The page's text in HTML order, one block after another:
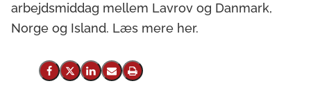
arbejdsmiddag mellem Lavrov og Danmark,
Norge og Island. Læs mere her.
Del på Facebook
Del på X (Twitter)
Del på LinkedIn
Send email
Print